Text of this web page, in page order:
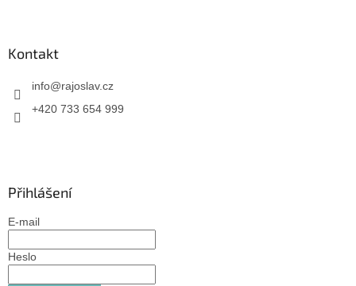
Kontakt
info@rajoslav.cz
+420 733 654 999
Přihlášení
E-mail
Heslo